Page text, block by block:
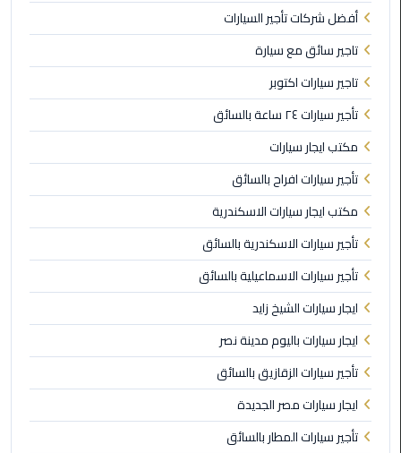
القاهرة
الي
اسكندرية
تاكسي
العاصمة
ليموزين
مطار
برج
العرب
الدولي
تاكسي
لندن
ليموزين
مطار
برج
العرب
أفضل شركات تأجير السيارات
تاجير سائق مع سيارة
تاجير سيارات اكتوبر
تأجير سيارات ٢٤ ساعة بالسائق
مكتب ايجار سيارات
تأجير سيارات افراح بالسائق
مكتب ايجار سيارات الاسكندرية
تأجير سيارات الاسكندرية بالسائق
تأجير سيارات الاسماعيلية بالسائق
ايجار سيارات الشيخ زايد
ايجار سيارات باليوم مدينة نصر
تأجير سيارات الزقازيق بالسائق
ايجار سيارات مصر الجديدة
تأجير سيارات المطار بالسائق